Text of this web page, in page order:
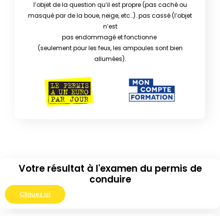
l’objet de la question qu’il est propre (pas caché ou
masqué par de la boue, neige, etc…). pas cassé (l’objet
n’est
pas endommagé et fonctionne
(seulement pour les feux, les ampoules sont bien
allumées).
Votre résultat à l'examen du permis de
conduire
Cliquez ici